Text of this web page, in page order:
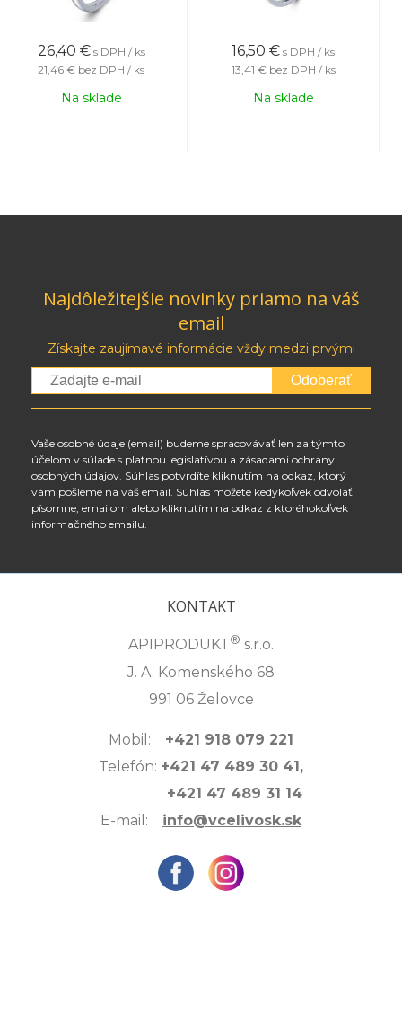
26,40 € s DPH / ks
21,46 € bez DPH / ks
Na sklade
16,50 € s DPH / ks
13,41 € bez DPH / ks
Na sklade
Najdôležitejšie novinky priamo na váš
email
Získajte zaujímavé informácie vždy medzi prvými
Odoberať
Vaše osobné údaje (email) budeme spracovávať len za týmto
účelom v súlade s platnou legislatívou a zásadami ochrany
osobných údajov. Súhlas potvrdíte kliknutím na odkaz, ktorý
vám pošleme na váš email. Súhlas môžete kedykoľvek odvolať
písomne, emailom alebo kliknutím na odkaz z ktoréhokoľvek
informačného emailu.
KONTAKT
APIPRODUKT® s.r.o.
J. A. Komenského 68
991 06 Želovce
Mobil: +421 918 079 221
Telefón: +421 47 489 30 41,
+421 47 489 31 14
E-mail: info@vcelivosk.sk